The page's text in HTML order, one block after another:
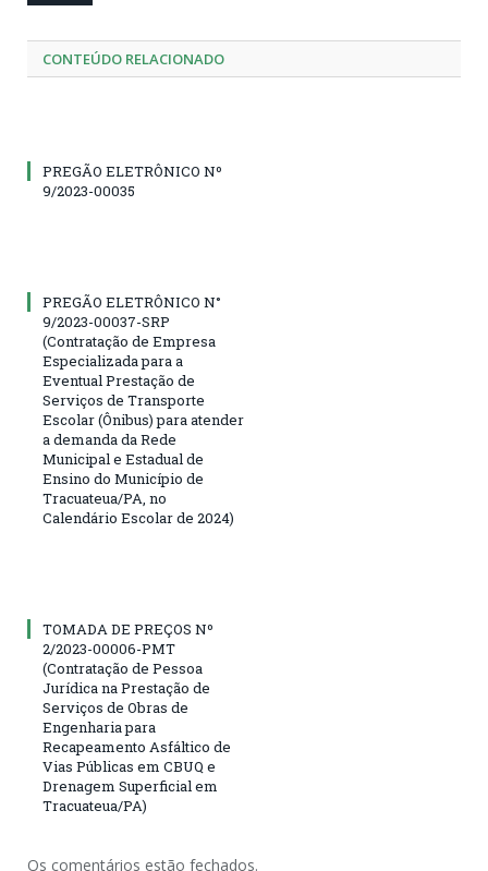
CONTEÚDO RELACIONADO
PREGÃO ELETRÔNICO Nº
9/2023-00035
PREGÃO ELETRÔNICO N°
9/2023-00037-SRP
(Contratação de Empresa
Especializada para a
Eventual Prestação de
Serviços de Transporte
Escolar (Ônibus) para atender
a demanda da Rede
Municipal e Estadual de
Ensino do Município de
Tracuateua/PA, no
Calendário Escolar de 2024)
TOMADA DE PREÇOS Nº
2/2023-00006-PMT
(Contratação de Pessoa
Jurídica na Prestação de
Serviços de Obras de
Engenharia para
Recapeamento Asfáltico de
Vias Públicas em CBUQ e
Drenagem Superficial em
Tracuateua/PA)
Os comentários estão fechados.